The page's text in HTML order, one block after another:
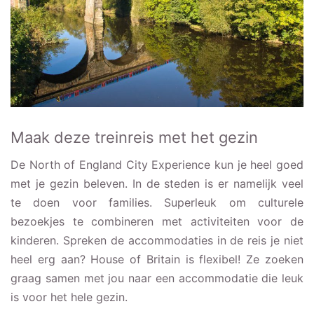
Maak deze treinreis met het gezin
De North of England City Experience kun je heel goed
met je gezin beleven. In de steden is er namelijk veel
te doen voor families. Superleuk om culturele
bezoekjes te combineren met activiteiten voor de
kinderen. Spreken de accommodaties in de reis je niet
heel erg aan? House of Britain is flexibel! Ze zoeken
graag samen met jou naar een accommodatie die leuk
is voor het hele gezin.